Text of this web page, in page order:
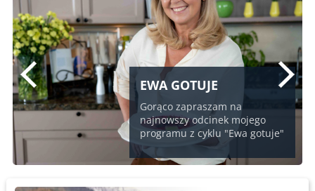
EWA GOTUJE
Gorąco zapraszam na
najnowszy odcinek mojego
programu z cyklu "Ewa gotuje"